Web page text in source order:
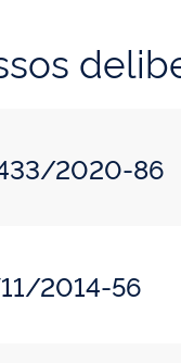
2020-86
2014-56